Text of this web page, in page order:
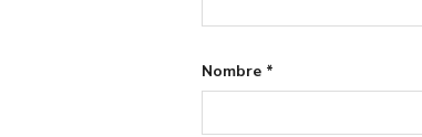
Nombre *